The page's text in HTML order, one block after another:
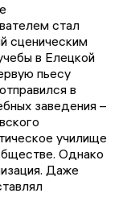
стал
сценическим
в Елецкой
пьесу
в
заведения –
училище
Однако
Даже